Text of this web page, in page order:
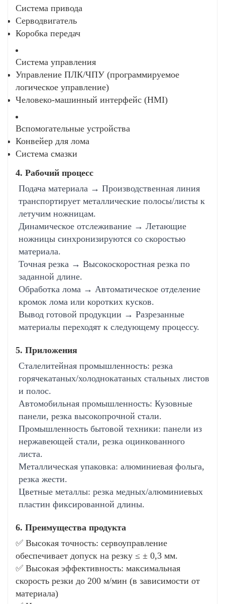
Функциональное расширение: дополнительные
интеллектуальные модули, такие как лазерная
локация и автоматическая сортировка.
Система привода
Серводвигатель
Коробка передач
Система управления
Управление ПЛК/ЧПУ (программируемое
логическое управление)
Человеко-машинный интерфейс (HMI)
Вспомогательные устройства
Конвейер для лома
Система смазки
4. Рабочий процесс
Подача материала → Производственная линия
транспортирует металлические полосы/листы к
летучим ножницам.
Динамическое отслеживание → Летающие
ножницы синхронизируются со скоростью
материала.
Точная резка → Высокоскоростная резка по
заданной длине.
Обработка лома → Автоматическое отделение
кромок лома или коротких кусков.
Вывод готовой продукции → Разрезанные
материалы переходят к следующему процессу.
5. Приложения
Сталелитейная промышленность: резка
горячекатаных/холоднокатаных стальных листов
и полос.
Автомобильная промышленность: Кузовные
панели, резка высокопрочной стали.
Промышленность бытовой техники: панели из
нержавеющей стали, резка оцинкованного
листа.
Металлическая упаковка: алюминиевая фольга,
резка жести.
Цветные металлы: резка медных/алюминиевых
пластин фиксированной длины.
6. Преимущества продукта
✅ Высокая точность: сервоуправление
обеспечивает допуск на резку ≤ ± 0,3 мм.
✅ Высокая эффективность: максимальная
скорость резки до 200 м/мин (в зависимости от
материала)